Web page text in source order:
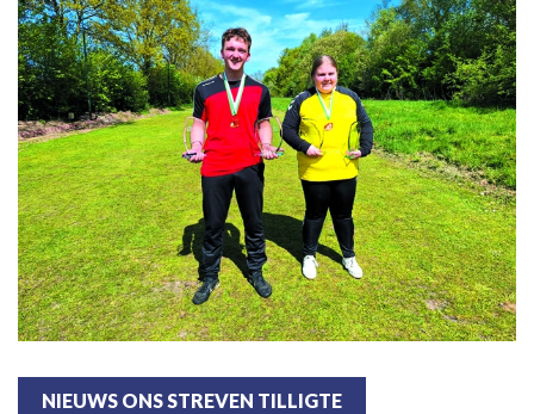
NIEUWS ONS STREVEN TILLIGTE